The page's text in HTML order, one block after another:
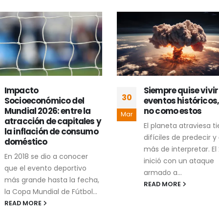
Siempre quise vivir
eventos históricos, pero
no como estos
El planeta atraviesa tiempos
difíciles de predecir y aún
inició con un ataque
armado a...
READ MORE
30
Mar
Comunicación
gubernamental y
ilusión del mensaje
uniforme
La comunicación
gubernamental
diversos retos, pero
los problemas más
recurrentes aparece